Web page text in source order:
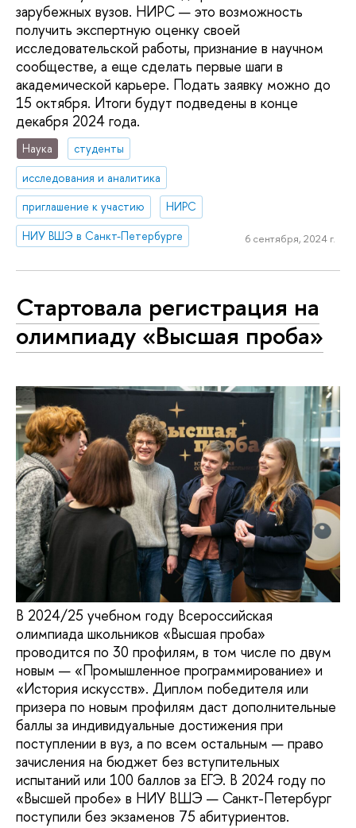
зарубежных вузов. НИРС — это возможность
получить экспертную оценку своей
исследовательской работы, признание в научном
сообществе, а еще сделать первые шаги в
академической карьере. Подать заявку можно до
15 октября. Итоги будут подведены в конце
декабря 2024 года.
Наука
студенты
исследования и аналитика
приглашение к участию
НИРС
НИУ ВШЭ в Санкт-Петербурге
6 сентября, 2024 г.
Стартовала регистрация на
олимпиаду «Высшая проба»
В 2024/25 учебном году Всероссийская
олимпиада школьников «Высшая проба»
проводится по 30 профилям, в том числе по двум
новым — «Промышленное программирование» и
«История искусств». Диплом победителя или
призера по новым профилям даст дополнительные
баллы за индивидуальные достижения при
поступлении в вуз, а по всем остальным — право
зачисления на бюджет без вступительных
испытаний или 100 баллов за ЕГЭ. В 2024 году по
«Высшей пробе» в НИУ ВШЭ — Санкт-Петербург
поступили без экзаменов 75 абитуриентов.